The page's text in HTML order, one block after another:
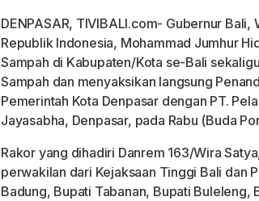
DENPASAR, TIVIBALI.com- Gubernur
Republik Indonesia, Mohammad Jumhur
Sampah di Kabupaten/Kota se-Bali
Sampah dan menyaksikan langsung
Pemerintah Kota Denpasar dengan PT.
Jayasabha, Denpasar, pada Rabu (Buda
Rakor yang dihadiri Danrem 163/Wira
perwakilan dari Kejaksaan Tinggi Bali dan
Badung, Bupati Tabanan, Bupati Buleleng,